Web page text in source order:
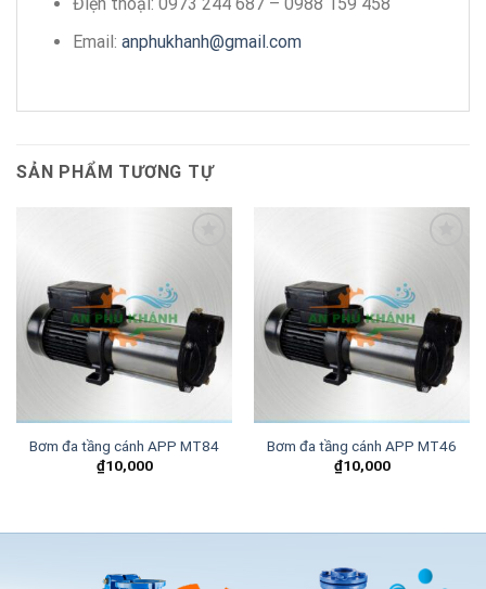
Email: anphukhanh@gmail.com
SẢN PHẨM TƯƠNG TỰ
wishlist
Bơm đa tầng cánh APP MT84
₫10,000
wishlist
Bơm đa tầng cánh APP MT46
₫10,000